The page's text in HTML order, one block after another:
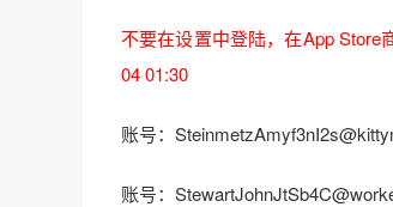
不要在设置中登陆，在App Store
04 01:30
账号：
账号：